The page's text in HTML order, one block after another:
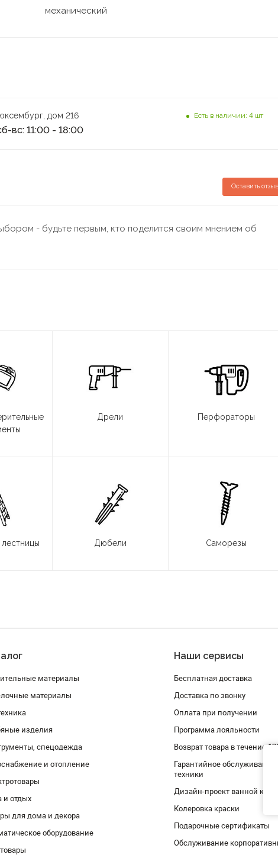
механический
дом 216
вс: 11:00 - 18:00
Есть в наличии: 4 шт
Оставить отзыв
- будьте первым, кто поделится своим мнением об
Дрели Перфораторы
Дюбели Саморезы
материалы
материалы
изделия
спецодежда
и отопление
и отдых
для дома и декора
оборудование
Наши сервисы
Бесплатная доставка
Доставка по звонку
Оплата при получении
Программа лояльности
Возврат товара в течение
Гарантийное обслуживание
техники
Дизайн-проект ванной
Колеровка краски
Подарочные сертификаты
Обслуживание